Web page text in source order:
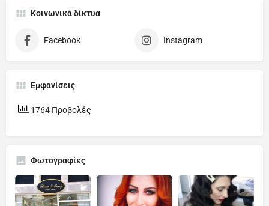
Κοινωνικά δίκτυα
Facebook Instagram
Εμφανίσεις
1764 Προβολές
Φωτογραφίες